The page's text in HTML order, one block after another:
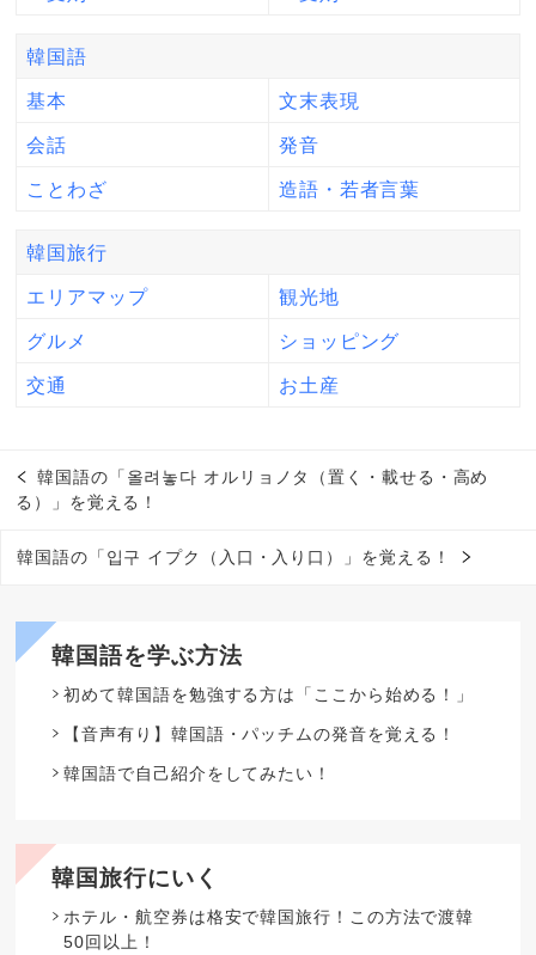
韓国語
基本 文末表現
会話 発音
ことわざ 造語・若者言葉
韓国旅行
エリアマップ 観光地
グルメ ショッピング
交通 お土産
韓国語の「올려놓다 オルリョノタ（置く・載せる・高め
る）」を覚える！
韓国語の「입구 イプク（入口・入り口）」を覚える！
韓国語を学ぶ方法
初めて韓国語を勉強する方は「ここから始める！」
【音声有り】韓国語・パッチムの発音を覚える！
韓国語で自己紹介をしてみたい！
韓国旅行にいく
ホテル・航空券は格安で韓国旅行！この方法で渡韓
50回以上！